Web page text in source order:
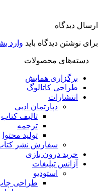
دیدگاه
دیدگاه بایدوارد بشوید .
محصولات
برگزاری همایش
طراحی کاتالوگ
انتشارات
دپارتمان ادبی
تالیف کتاب
ترجمه
تولید محتوا
سفارش نشر کتاب
خرید درون بازی
آژانس تبلیغات
استودیو
طراحی چاپ